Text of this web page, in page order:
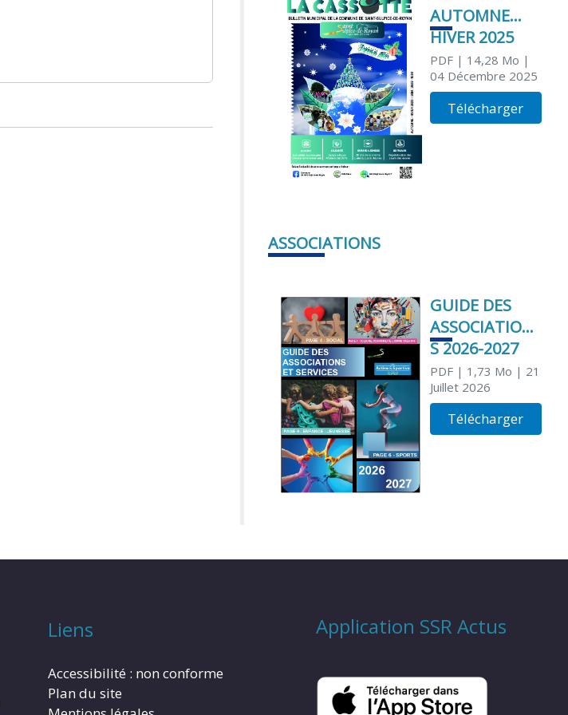
AUTOMNE
HIVER 2025
PDF| 14,28 Mo |
04 Décembre 2025
Télécharger
ASSOCIATIONS
GUIDE DES
ASSOCIATION
S 2026-2027
PDF| 1,73 Mo | 21
Juillet 2026
Télécharger
Liens
Accessibilité : non conforme
Plan du site
Application SSR Actus